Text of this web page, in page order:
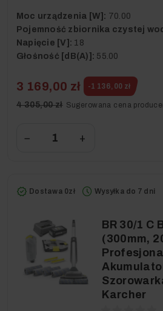
Moc urządzenia [W]: 70.00
Pojemność zbiornika czystej
Napięcie [V]: 18
Głośność [dB(A)]: 55.00
3 169,00 zł -1 136,00 zł
4 305,00 zł Sugerowana cena
− +
Dostawa 0zł Wysyłka do 7 dni
BR 30/1 C
(300mm,
Karcher